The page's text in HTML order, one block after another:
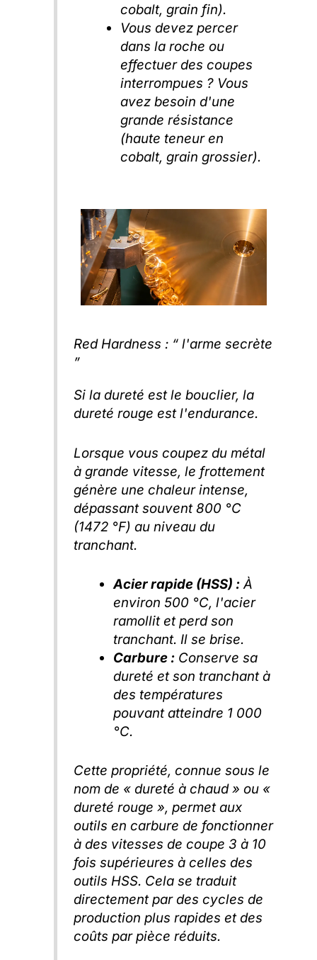
cobalt, grain fin).
Vous devez percer
dans la roche ou
effectuer des coupes
interrompues ? Vous
avez besoin d'une
grande résistance
(haute teneur en
cobalt, grain grossier).
Red Hardness : “ l'arme secrète
”
Si la dureté est le bouclier, la
dureté rouge est l'endurance.
Lorsque vous coupez du métal
à grande vitesse, le frottement
génère une chaleur intense,
dépassant souvent 800 °C
(1472 °F) au niveau du
tranchant.
Acier rapide (HSS) :À
environ 500 °C, l'acier
ramollit et perd son
tranchant. Il se brise.
Carbure :Conserve sa
dureté et son tranchant à
des températures
pouvant atteindre 1 000
°C.
Cette propriété, connue sous le
nom de « dureté à chaud » ou «
dureté rouge », permet aux
outils en carbure de fonctionner
à des vitesses de coupe 3 à 10
fois supérieures à celles des
outils HSS. Cela se traduit
directement par des cycles de
production plus rapides et des
coûts par pièce réduits.